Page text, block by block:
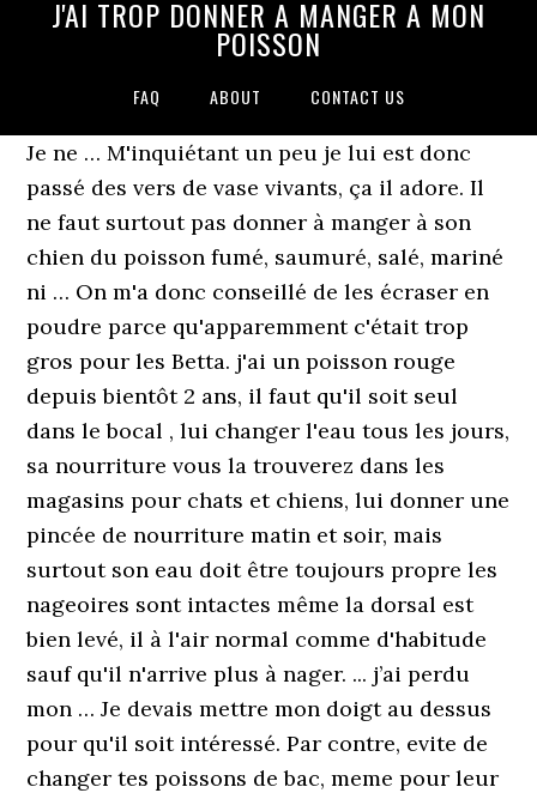
J'AI TROP DONNER A MANGER A MON
POISSON
FAQ ABOUT CONTACT US
Je ne … M'inquiétant un peu je lui est donc
passé des vers de vase vivants, ça il adore. Il
ne faut surtout pas donner à manger à son
chien du poisson fumé, saumuré, salé, mariné
ni … On m'a donc conseillé de les écraser en
poudre parce qu'apparemment c'était trop
gros pour les Betta. j'ai un poisson rouge
depuis bientôt 2 ans, il faut qu'il soit seul
dans le bocal , lui changer l'eau tous les jours,
sa nourriture vous la trouverez dans les
magasins pour chats et chiens, lui donner une
pincée de nourriture matin et soir, mais
surtout son eau doit être toujours propre les
nageoires sont intactes même la dorsal est
bien levé, il à l'air normal comme d'habitude
sauf qu'il n'arrive plus à nager. ... j’ai perdu
mon … Je devais mettre mon doigt au dessus
pour qu'il soit intéressé. Par contre, evite de
changer tes poissons de bac, meme pour leur